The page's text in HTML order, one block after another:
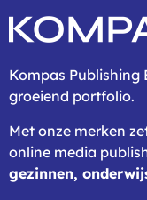
Kompas Publishing
groeiend portfolio.
Met onze merken
online media
gezinnen,